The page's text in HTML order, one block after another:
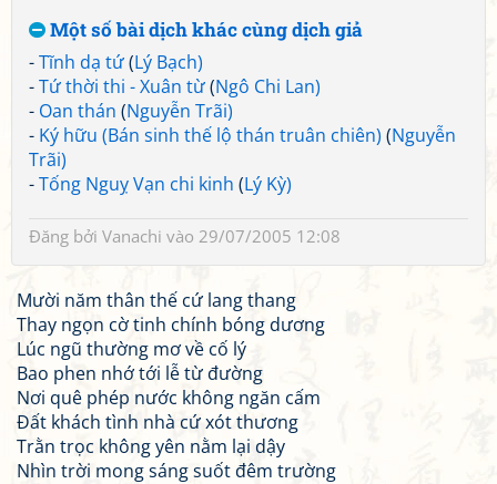
Một số bài dịch khác cùng dịch giả
-Tĩnh dạ tứ(Lý Bạch)
-Tứ thời thi - Xuân từ(Ngô Chi Lan)
- Oan thán (Nguyễn Trãi)
- Ký hữu (Bán sinh thế lộ thán truân chiên) (Nguyễn
Trãi)
-Tống Nguỵ Vạn chi kinh (Lý Kỳ)
Đăng bởi Vanachi vào 29/07/2005 12:08
Mười năm thân thế cứ lang thang
Thay ngọn cờ tinh chính bóng dương
Lúc ngũ thường mơ về cố lý
Bao phen nhớ tới lễ từ đường
Nơi quê phép nước không ngăn cấm
Đất khách tình nhà cứ xót thương
Trằn trọc không yên nằm lại dậy
Nhìn trời mong sáng suốt đêm trường